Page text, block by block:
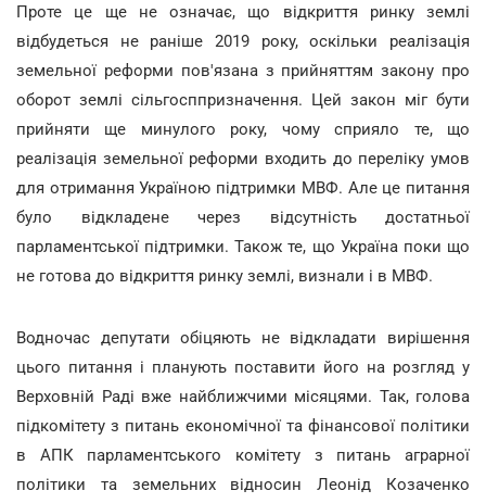
Проте це ще не означає, що відкриття ринку землі
відбудеться не раніше 2019 року, оскільки реалізація
земельної реформи пов'язана з прийняттям закону про
оборот землі сільгосппризначення. Цей закон міг бути
прийняти ще минулого року, чому сприяло те, що
реалізація земельної реформи входить до переліку умов
для отримання Україною підтримки МВФ. Але це питання
було відкладене через відсутність достатньої
парламентської підтримки. Також те, що Україна поки що
не готова до відкриття ринку землі, визнали і в МВФ.
Водночас депутати обіцяють не відкладати вирішення
цього питання і планують поставити його на розгляд у
Верховній Раді вже найближчими місяцями. Так, голова
підкомітету з питань економічної та фінансової політики
в АПК парламентського комітету з питань аграрної
політики та земельних відносин Леонід Козаченко